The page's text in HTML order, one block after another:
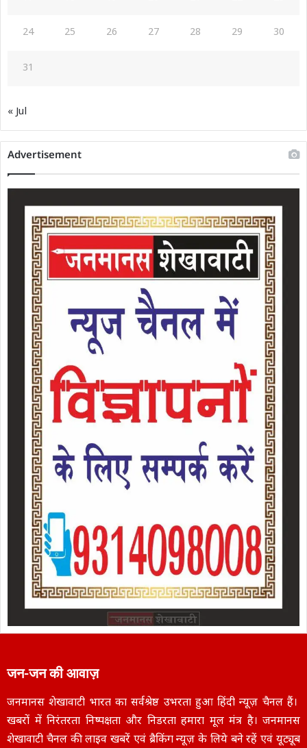
24 25 26 27 28 29 30
31
« Jul
Advertisement
जन-जन की आवाज़
जनमानस शेखावाटी भारत का सर्वश्रेष्ठ उभरता हुआ हिंदी न्यूज़ चैनल हैं।
खबरों में निरंतरता निष्पक्षता और निडरता हमारा मूल मंत्र है। जनमानस
शेखावाटी चैनल की लाइव खबरें एवं ब्रैकिंग न्यूज़ के लिये बने रहें एवं यूट्यूब